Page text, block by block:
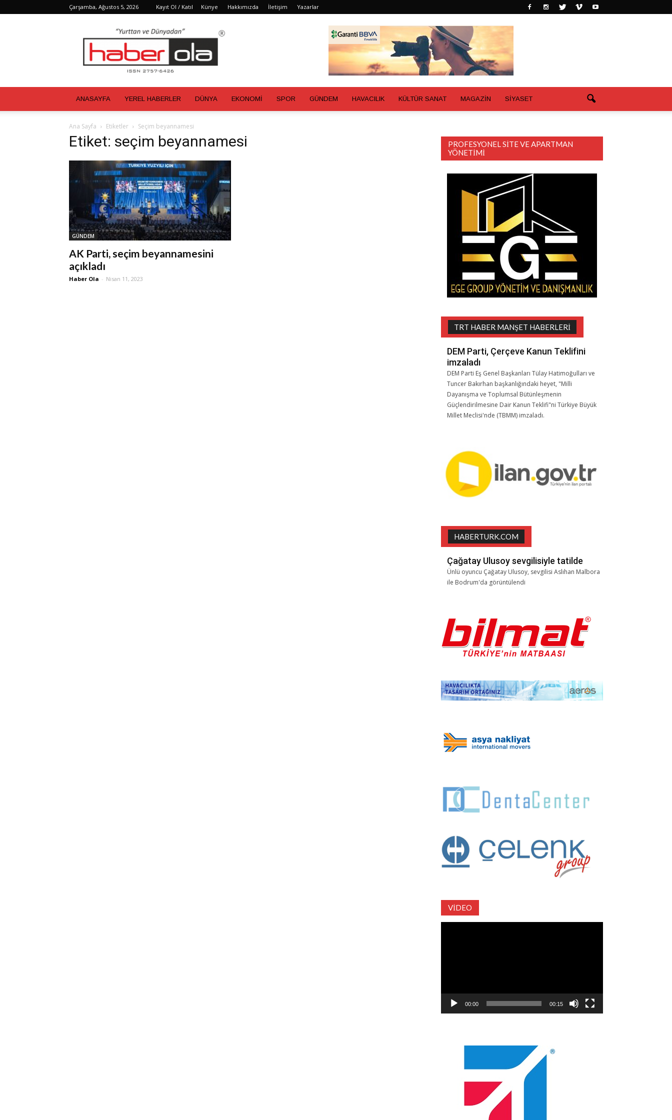
Çarşamba, Ağustos 5, 2026 Kayıt Ol / Katıl Künye Hakkımızda İletişim Yazarlar
ANASAYFA YEREL HABERLER DÜNYA EKONOMİ SPOR GÜNDEM HAVACILIK KÜLTÜR SANAT MAGAZİN SİYASET
Ana Sayfa Etiketler Seçim beyannamesi
Etiket: seçim beyannamesi
GÜNDEM
AK Parti, seçim beyannamesini
açıkladı
Haber Ola - Nisan 11, 2023
PROFESYONEL SITE VE APARTMAN
YÖNETIMI
TRT HABER MANŞET HABERLERI
DEM Parti, Çerçeve Kanun Teklifini
imzaladı
DEM Parti Eş Genel Başkanları Tülay Hatimoğulları ve
Tuncer Bakırhan başkanlığındaki heyet, "Milli
Dayanışma ve Toplumsal Bütünleşmenin
Güçlendirilmesine Dair Kanun Teklifi"ni Türkiye Büyük
Millet Meclisi'nde (TBMM) imzaladı.
HABERTURK.COM
Çağatay Ulusoy sevgilisiyle tatilde
Ünlü oyuncu Çağatay Ulusoy, sevgilisi Aslıhan Malbora
ile Bodrum'da görüntülendi
VIDEO
00:00 00:15